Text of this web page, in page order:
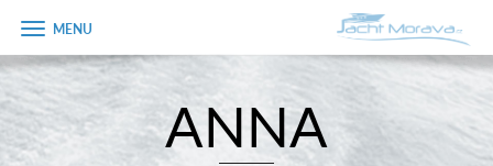
Úvodní strana
Zobrazit
menu
ANNA